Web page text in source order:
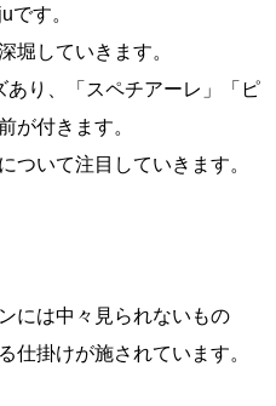
です。
堀していきます。
り、「スペチアーレ」「ピ
が付きます。
ついて注目していきます。
には中々見られないもの
仕掛けが施されています。